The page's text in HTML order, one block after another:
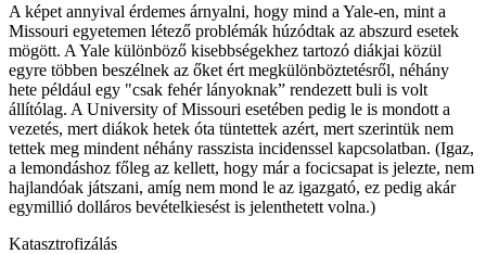
A képet annyival érdemes árnyalni, hogy mind a Yale-en, mint a
Missouri egyetemen létező problémák húzódtak az abszurd esetek
mögött. A Yale különböző kisebbségekhez tartozó diákjai közül
egyre többen beszélnek az őket ért megkülönböztetésről, néhány
hete például egy "csak fehér lányoknak” rendezett buli is volt
állítólag. A University of Missouri esetében pedig le is mondott a
vezetés, mert diákok hetek óta tüntettek azért, mert szerintük nem
tettek meg mindent néhány rasszista incidenssel kapcsolatban. (Igaz,
a lemondáshoz főleg az kellett, hogy már a focicsapat is jelezte, nem
hajlandóak játszani, amíg nem mond le az igazgató, ez pedig akár
egymillió dolláros bevételkiesést is jelenthetett volna.)
Katasztrofizálás